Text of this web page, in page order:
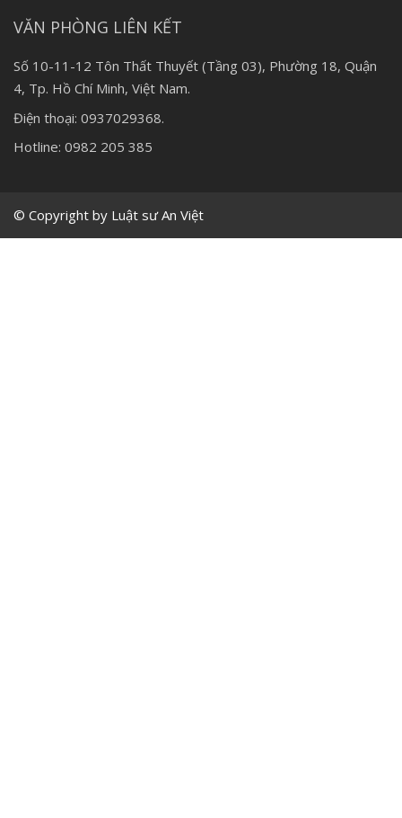
VĂN PHÒNG LIÊN KẾT
Số 10-11-12 Tôn Thất Thuyết (Tầng 03), Phường 18, Quận
4, Tp. Hồ Chí Minh, Việt Nam.
Điện thoại: 0937029368.
Hotline: 0982 205 385
© Copyright by Luật sư An Việt